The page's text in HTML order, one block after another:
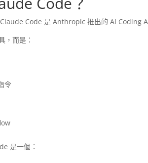
Code 是 Anthropic 推出的 AI Coding
，而是：
令
是一個：